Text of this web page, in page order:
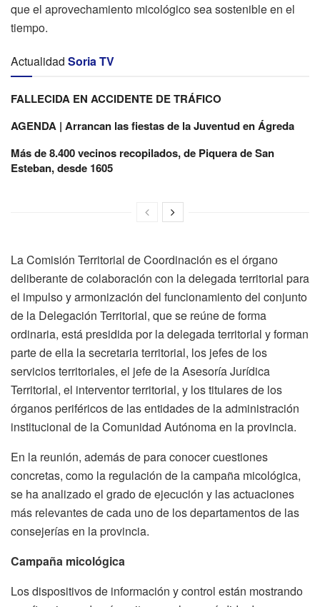
que el aprovechamiento micológico sea sostenible en el
tiempo.
Actualidad Soria TV
FALLECIDA EN ACCIDENTE DE TRÁFICO
AGENDA | Arrancan las fiestas de la Juventud en Ágreda
Más de 8.400 vecinos recopilados, de Piquera de San
Esteban, desde 1605
La Comisión Territorial de Coordinación es el órgano
deliberante de colaboración con la delegada territorial para
el impulso y armonización del funcionamiento del conjunto
de la Delegación Territorial, que se reúne de forma
ordinaria, está presidida por la delegada territorial y forman
parte de ella la secretaria territorial, los jefes de los
servicios territoriales, el jefe de la Asesoría Jurídica
Territorial, el interventor territorial, y los titulares de los
órganos periféricos de las entidades de la administración
institucional de la Comunidad Autónoma en la provincia.
En la reunión, además de para conocer cuestiones
concretas, como la regulación de la campaña micológica,
se ha analizado el grado de ejecución y las actuaciones
más relevantes de cada uno de los departamentos de las
consejerías en la provincia.
Campaña micológica
Los dispositivos de información y control están mostrando